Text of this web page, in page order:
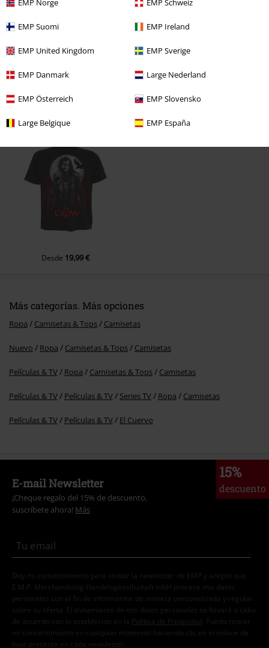
EMP Norge EMP Schweiz
EMP Suomi EMP Ireland
EMP United Kingdom EMP Sverige
EMP Danmark Large Nederland
EMP Österreich EMP Slovensko
Large Belgique EMP España
Comentario
Enviar comentario
Última visita
Desde 19,99 €
Más categorías. Más opciones
Ropa Camisetas & Tops Camisetas
Nuevo Ropa Camisetas & Tops Camisetas
Películas & TV Ropa Camisetas & Tops Camisetas
Películas & TV Películas & TV Series TV Ropa Camisetas
Películas & TV Películas & TV El Cuervo
15%
descuento
E-mail Newsletter
¡Cheque regalo del 15% de descuento,
suscríbete ahora! Más
Doy mi consentimiento para recibir la newsletter de EMP y acepto que
E.M.P. Merchandising Handelsgesellschaft mbH procese mis datos
personales con el fin de informarme de manera personalizada y regular
sobre su oferta. El tratamiento de mis datos personales se llevará a cabo
de acuerdo con lo establecido en la
Política de Privacidad . Puedo retirar
mi consentimiento en cualquier momento haciendo clic en el enlace de
baja presente en cada newsletter.